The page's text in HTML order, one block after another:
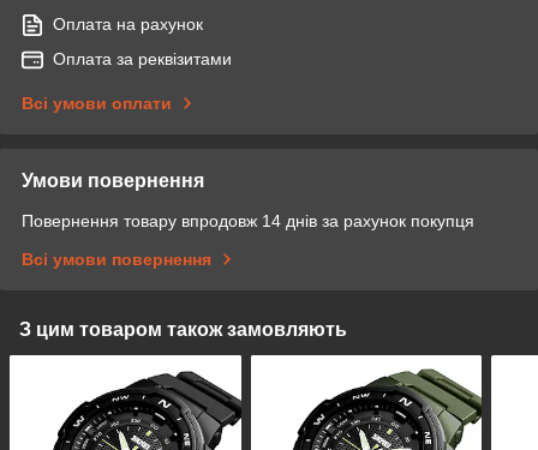
Оплата на рахунок
Оплата за реквізитами
Всі умови оплати
Умови повернення
Повернення товару впродовж 14 днів за рахунок покупця
Всі умови повернення
З цим товаром також замовляють